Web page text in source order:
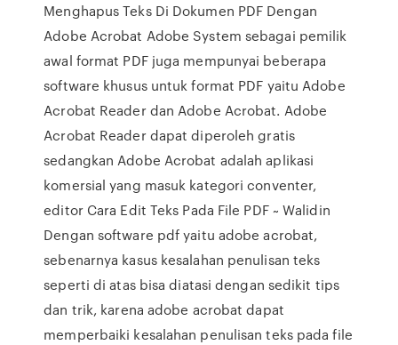
Menghapus Teks Di Dokumen PDF Dengan
Adobe Acrobat Adobe System sebagai pemilik
awal format PDF juga mempunyai beberapa
software khusus untuk format PDF yaitu Adobe
Acrobat Reader dan Adobe Acrobat. Adobe
Acrobat Reader dapat diperoleh gratis
sedangkan Adobe Acrobat adalah aplikasi
komersial yang masuk kategori conventer,
editor Cara Edit Teks Pada File PDF ~ Walidin
Dengan software pdf yaitu adobe acrobat,
sebenarnya kasus kesalahan penulisan teks
seperti di atas bisa diatasi dengan sedikit tips
dan trik, karena adobe acrobat dapat
memperbaiki kesalahan penulisan teks pada file